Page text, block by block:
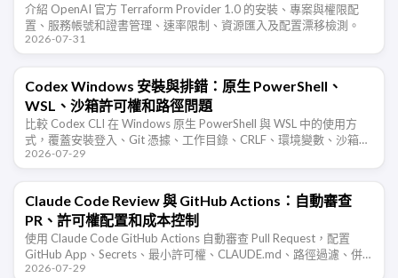
介紹 OpenAI 官方 Terraform Provider 1.0 的安裝、專案與權限配
置、服務帳號和證書管理、速率限制、資源匯入及配置漂移檢測。
2026-07-31
Codex Windows 安裝與排錯：原生 PowerShell、
WSL、沙箱許可權和路徑問題
比較 Codex CLI 在 Windows 原生 PowerShell 與 WSL 中的使用方
式，覆蓋安裝登入、Git 憑據、工作目錄、CRLF、環境變數、沙箱審
批和常見許可權錯誤。
2026-07-29
Claude Code Review 與 GitHub Actions：自動審查
PR、許可權配置和成本控制
使用 Claude Code GitHub Actions 自動審查 Pull Request，配置
GitHub App、Secrets、最小許可權、CLAUDE.md、路徑過濾、併
發取消和誤報驗收 …
2026-07-29